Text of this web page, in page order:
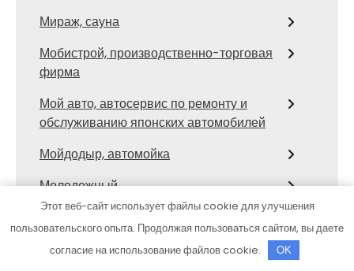
Мираж, сауна
Мобистрой, производственно-торговая
фирма
Мой авто, автосервис по ремонту и
обслуживанию японских автомобилей
Мойдодыр, автомойка
Молодежный
МТ-Профи
Этот веб-сайт использует файлы cookie для улучшения
пользовательского опыта. Продолжая пользоваться сайтом, вы даете
согласие на использование файлов cookie.
OK